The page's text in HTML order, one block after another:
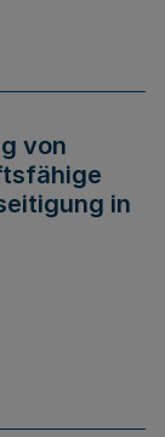
von
in